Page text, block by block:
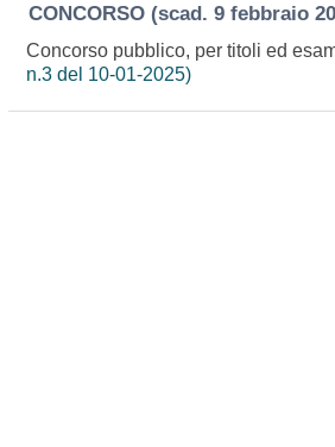
CONCORSO (scad. 9 febbraio
Concorso pubblico, per titoli ed
n.3 del 10-01-2025)